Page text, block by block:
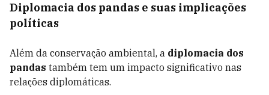
Diplomacia dos pandas e suas implicações
políticas
Além da conservação ambiental, a diplomacia dos
pandas também tem um impacto significativo nas
relações diplomáticas.